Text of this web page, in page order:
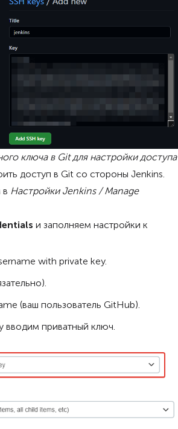
ключа в Git для настройки доступа
доступ в Git со стороны Jenkins.
Настройки Jenkins / Manage
и заполняем настройки к
with private key.
(ваш пользователь GitHub).
вводим приватный ключ.